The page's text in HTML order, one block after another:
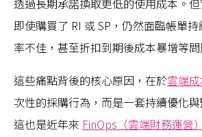
透過長期承諾換取更低的使用成本。
即使購買了 RI 或 SP，仍然面臨帳單
率不佳，甚至折扣到期後成本暴增等問
這些痛點背後的核心原因，在於雲端
次性的採購行為，而是一套持續優化
這也是近年來 FinOps（雲端財務運營）